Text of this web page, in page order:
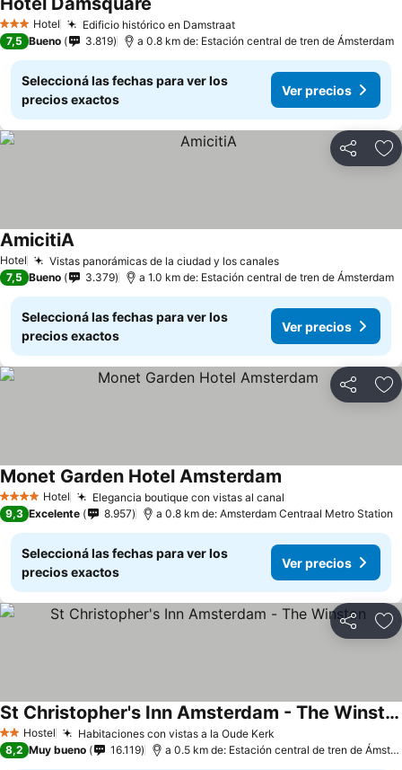
3 Estrellas
Hotel Edificio histórico en Damstraat
7,5 Bueno 3.819 a 0.8 km de: Estación central de tren de Ámsterdam
Seleccioná las fechas para ver los
precios exactos
Ver precios
Compartir
Hotel Vistas panorámicas de la ciudad y los canales
AmicitiA
7,5 Bueno 3.379 a 1.0 km de: Estación central de tren de Ámsterdam
Seleccioná las fechas para ver los
precios exactos
Ver precios
Compartir
4 EstrellasHotel Elegancia boutique con vistas al canal
Monet Garden Hotel Amsterdam
9,3 Excelente 8.957 a 0.8 km de: Amsterdam Centraal Metro Station
Seleccioná las fechas para ver los
precios exactos
Ver precios
Compartir
2 Estrellas
Hostel Habitaciones con vistas a la Oude Kerk
St Christopher's Inn Amsterdam - The Winston
8,2 Muy bueno 16.119 a 0.5 km de: Estación central de tren de Ámsterdam